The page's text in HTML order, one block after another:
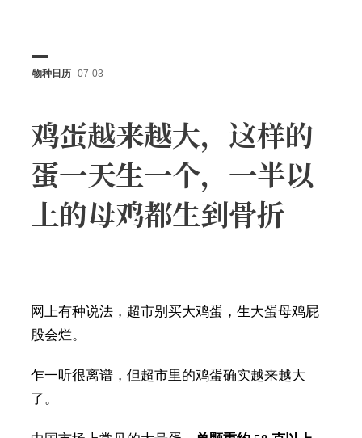
物种日历 07-03
鸡蛋越来越大，这样的
蛋一天生一个，一半以
上的母鸡都生到骨折
网上有种说法，超市别买大鸡蛋，生大蛋母鸡屁
股会烂。
乍一听很离谱，但超市里的鸡蛋确实越来越大
了。